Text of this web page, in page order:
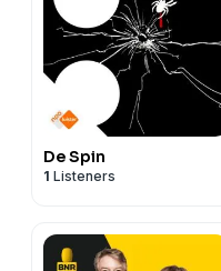
De Spin
1 Listeners